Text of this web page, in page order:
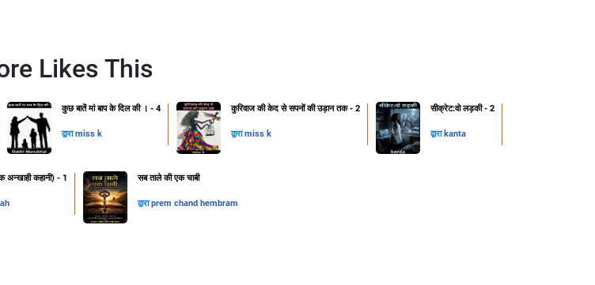
Likes This
कुछ बातें मां बाप के दिल की । - 4
द्वाराmiss k
कुरिवाज की केद से सपनों की उड़ान तक - 2
द्वाराmiss k
सीक्रेट:वो लड़की - 2
द्वारा kanta
अन्खाही कहानी) - 1 सब ताले की एक चाबी
द्वाराprem chand hembram